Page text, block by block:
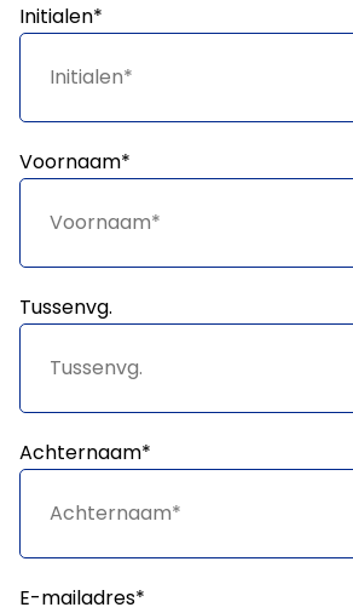
Initialen*
Voornaam*
Tussenvg.
Achternaam*
E-mailadres*